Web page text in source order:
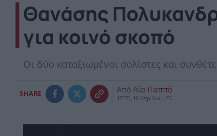
Θανάσης
για κοινό σκοπό
Οι δύο καταξιωμένοι σολίστες και
SHARE Από Λία Παππά
17:55, 10 Απριλίου 25